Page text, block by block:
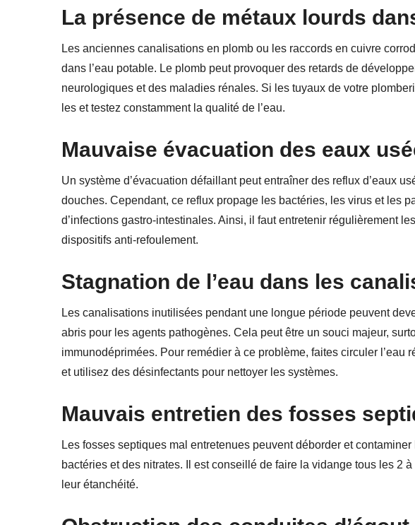
La présence de métaux lourds
Les anciennes canalisations en plomb ou les raccords en cuivre
dans l’eau potable. Le plomb peut provoquer des retards de
neurologiques et des maladies rénales. Si les tuyaux de votre
les et testez constamment la qualité de l’eau.
Mauvaise évacuation des eaux
Un système d’évacuation défaillant peut entraîner des reflux d’eaux
douches. Cependant, ce reflux propage les bactéries, les virus et les
d’infections gastro-intestinales. Ainsi, il faut entretenir régulièrement
dispositifs anti-refoulement.
Stagnation de l’eau dans les
Les canalisations inutilisées pendant une longue période peuvent
abris pour les agents pathogènes. Cela peut être un souci majeur,
immunodéprimées. Pour remédier à ce problème, faites circuler l’eau
et utilisez des désinfectants pour nettoyer les systèmes.
Mauvais entretien des fosses
Les fosses septiques mal entretenues peuvent déborder et
bactéries et des nitrates. Il est conseillé de faire la vidange tous les 2
leur étanchéité.